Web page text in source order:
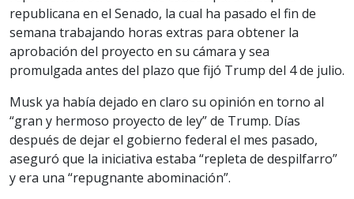
republicana en el Senado, la cual ha pasado el fin de
semana trabajando horas extras para obtener la
aprobación del proyecto en su cámara y sea
promulgada antes del plazo que fijó Trump del 4 de julio.
Musk ya había dejado en claro su opinión en torno al
“gran y hermoso proyecto de ley” de Trump. Días
después de dejar el gobierno federal el mes pasado,
aseguró que la iniciativa estaba “repleta de despilfarro”
y era una “repugnante abominación”.